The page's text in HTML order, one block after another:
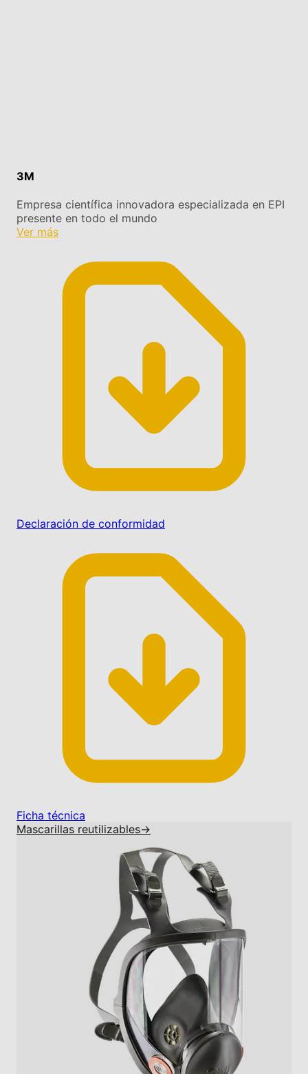
3M
Empresa científica innovadora especializada en EPI
presente en todo el mundo
Ver más
Declaración de conformidad
Ficha técnica
Mascarillas reutilizables→